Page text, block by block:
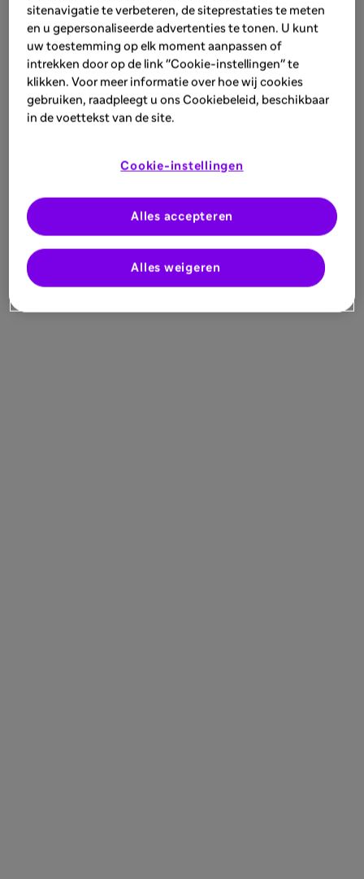
sitenavigatie te verbeteren, de siteprestaties te meten
en u gepersonaliseerde advertenties te tonen. U kunt
uw toestemming op elk moment aanpassen of
intrekken door op de link "Cookie-instellingen" te
klikken. Voor meer informatie over hoe wij cookies
gebruiken, raadpleegt u ons Cookiebeleid, beschikbaar
in de voettekst van de site.
Cookie-instellingen
Alles weigeren
Alles accepteren